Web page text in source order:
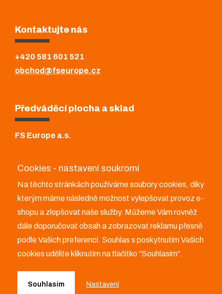
Kontaktujte nás
+420 581 601 521
obchod@fseurope.cz
Předváděcí plocha a sklad
FS Europe a.s.
753 64 Bělotín
+420 581 601 521
obchod@fseurope.cz
Copyright © 2026 FS Europe a.s.
Cookies - nastavení soukromí
Na těchto stránkách používáme soubory cookies, díky
kterým máme následně možnost vylepšovat provoz e-
shopu a zlepšovat naše služby. Můžeme Vám rovněž
dále doporučovat obsah a zobrazovat reklamu přesně
podle Vašich preferencí. Souhlas s poskytnutím Vašich
cookies udělíte kliknutím na tlačítko "Souhlasím".
Souhlasím Nastavení